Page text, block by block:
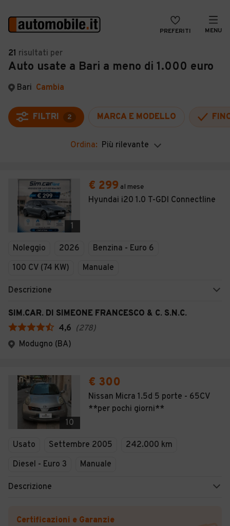
PREFERITI MENU
Auto
Auto usate
Auto Km 0
Auto Nuove
Noleggio a lungo termine
Moto
Camper
Veicoli Commerciali
VENDI
MAGAZINE
ACCEDI
21 risultati per
Auto usate a Bari a meno di 1.000 euro
Bari Cambia
FILTRI 2 MARCA E MODELLO
Ordina: Più rilevante
1
€ 299 al mese
Hyundai i20 1.0 T-GDI Connectline
Noleggio 2026
Benzina - Euro 6
100 CV (74 KW)
Manuale
Descrizione
SIM.CAR. DI SIMEONE FRANCESCO & C. S.N.C.
4,6 (278)
Modugno (BA)
10
€ 300
Nissan Micra 1.5d 5 porte - 65CV
**per pochi giorni**
Usato Settembre 2005
242.000 km
Diesel - Euro 3
Manuale
Descrizione
Certificazioni e Garanzie